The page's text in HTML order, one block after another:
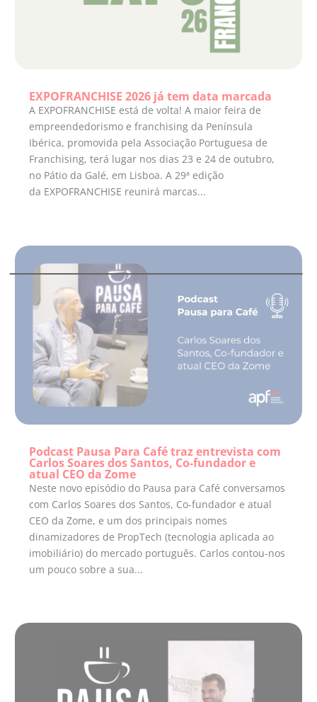
EXPOFRANCHISE 2026 já tem data marcada
A EXPOFRANCHISE está de volta! A maior feira de
empreendedorismo e franchising da Península
Ibérica, promovida pela Associação Portuguesa de
Franchising, terá lugar nos dias 23 e 24 de outubro,
no Pátio da Galé, em Lisboa. A 29ª edição
da EXPOFRANCHISE reunirá marcas...
Podcast Pausa Para Café traz entrevista com
Carlos Soares dos Santos, Co-fundador e
atual CEO da Zome
Neste novo episódio do Pausa para Café conversamos
com Carlos Soares dos Santos, Co-fundador e atual
CEO da Zome, e um dos principais nomes
dinamizadores de PropTech (tecnologia aplicada ao
imobiliário) do mercado português. Carlos contou-nos
um pouco sobre a sua...